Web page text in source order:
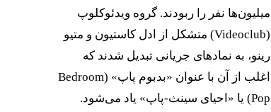
میلیون‌ها نفر را ربودند. گروه ویدئوکلوپ
(Videoclub) متشکل از ادل کاستیون و متیو
رینو، به نمادهای جریانی تبدیل شدند که
اغلب از آن با عنوان «بدبوم پاپ» (Bedroom
Pop) یا «احیای سینث-پاپ» یاد می‌شود.